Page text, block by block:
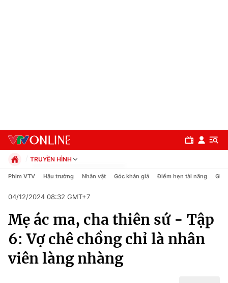
Chuyên mục
Chính trị
Xã hội
TRUYỀN HÌNH
Chính trị
Pháp luật
Kinh tế
Thể thao
Truyền hình
Văn hóa - Giải trí
Phim VTV Hậu trường Nhân vật Góc khán giả Điểm hẹn tài năng Giải
04/12/2024 08:32 GMT+7
Mẹ ác ma, cha thiên sứ - Tập
6: Vợ chê chồng chỉ là nhân
viên làng nhàng